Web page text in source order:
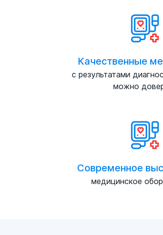
Качественные
с результатами
можно
Современное
медицинское